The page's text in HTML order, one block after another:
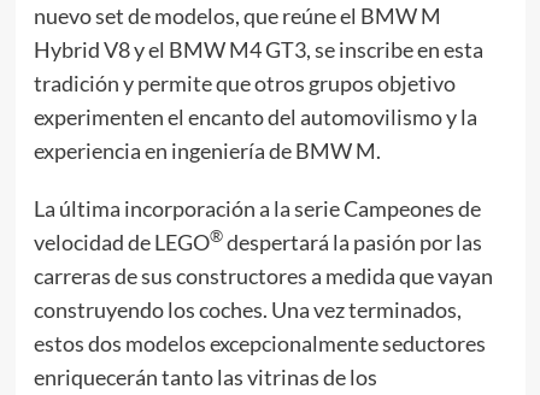
nuevo set de modelos, que reúne el BMW M
Hybrid V8 y el BMW M4 GT3, se inscribe en esta
tradición y permite que otros grupos objetivo
experimenten el encanto del automovilismo y la
experiencia en ingeniería de BMW M.
La última incorporación a la serie Campeones de
velocidad de LEGO®despertará la pasión por las
carreras de sus constructores a medida que vayan
construyendo los coches. Una vez terminados,
estos dos modelos excepcionalmente seductores
enriquecerán tanto las vitrinas de los